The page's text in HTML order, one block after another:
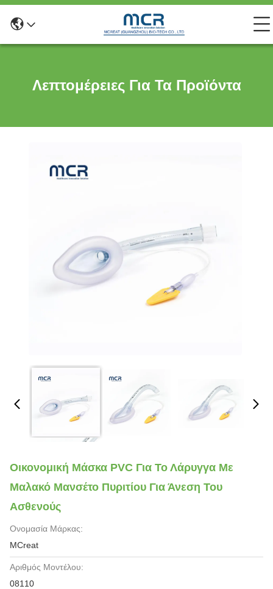
Λεπτομέρειες Για Τα Προϊόντα
Οικονομική Μάσκα PVC Για Το Λάρυγγα Με
Μαλακό Μανσέτο Πυριτίου Για Άνεση Του
Ασθενούς
Ονομασία Μάρκας:
MCreat
Αριθμός Μοντέλου:
08110